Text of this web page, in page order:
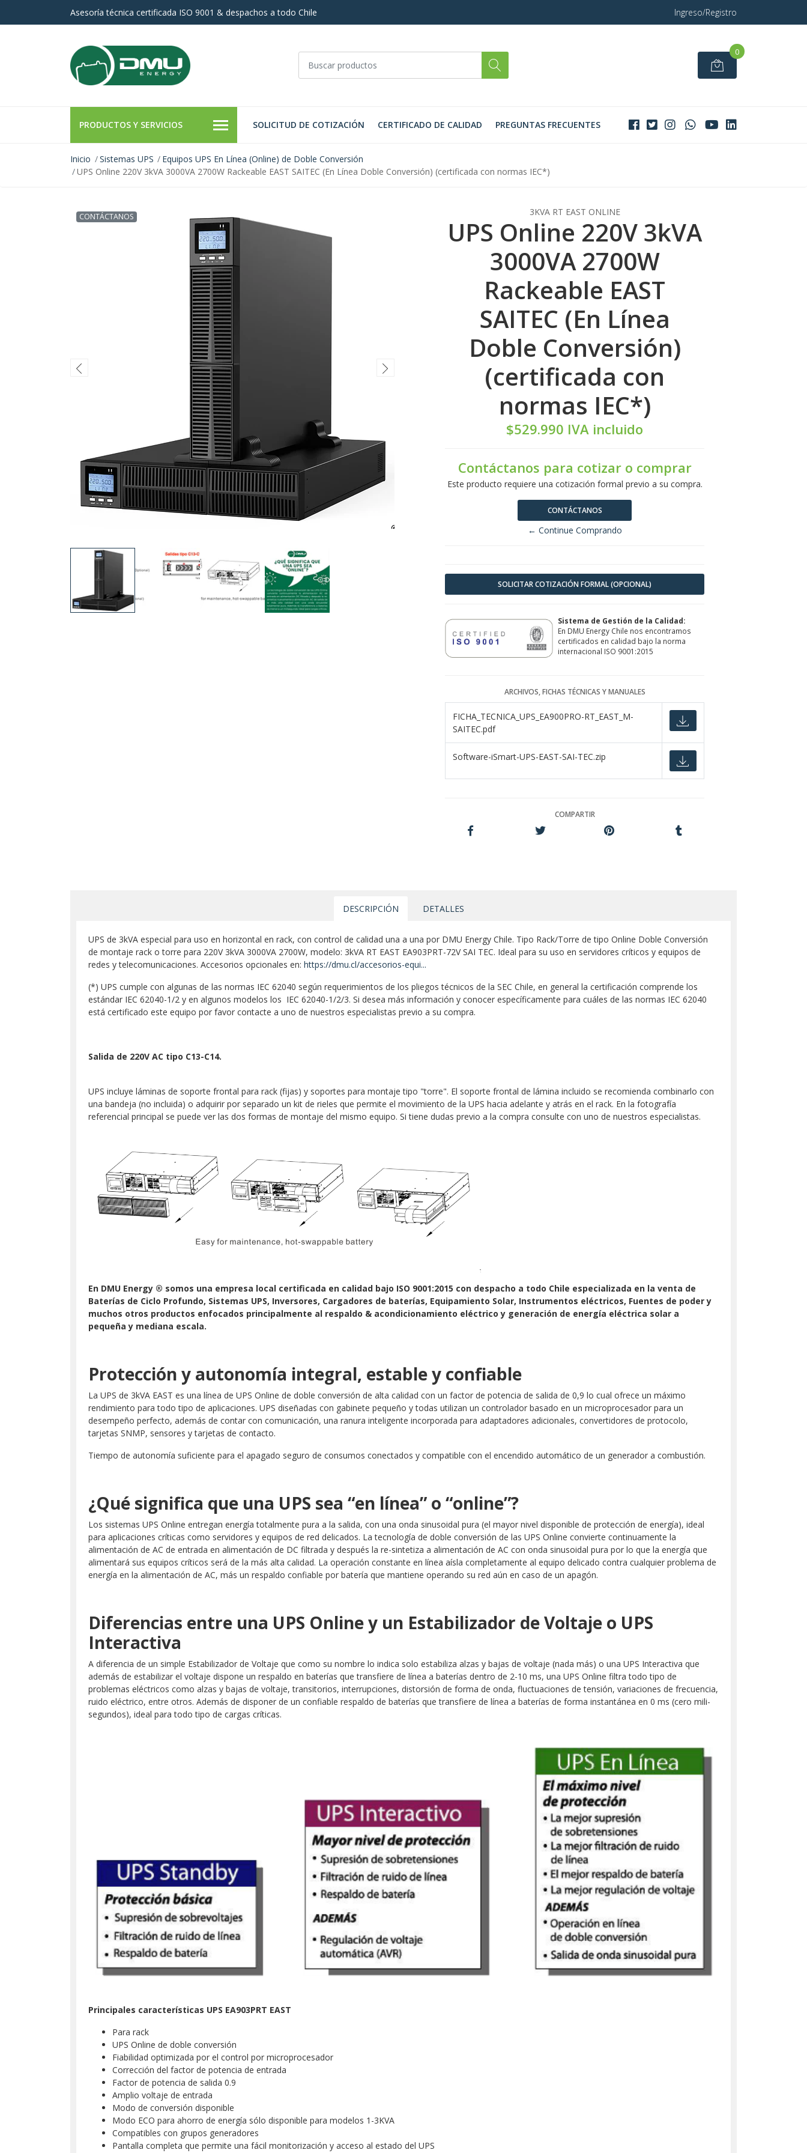
Asesoría técnica certificada ISO 9001 & despachos a todo Chile Ingreso/Registro
0
PRODUCTOS Y SERVICIOS SOLICITUD DE COTIZACIÓN CERTIFICADO DE CALIDAD PREGUNTAS FRECUENTES
Inicio Sistemas UPS
Equipos UPS En Línea (Online) de Doble Conversión
UPS Online 220V 3kVA 3000VA 2700W Rackeable EAST SAITEC (En Línea Doble Conversión) (certificada con normas IEC*)
CONTÁCTANOS 3KVA RT EAST ONLINE
UPS Online 220V 3kVA
3000VA 2700W
Rackeable EAST
SAITEC (En Línea
Doble Conversión)
(certificada con
normas IEC*)
$529.990 IVA incluido
Contáctanos para cotizar o comprar
Este producto requiere una cotización formal previo a su compra.
CONTÁCTANOS
← Continue Comprando
SOLICITAR COTIZACIÓN FORMAL (OPCIONAL)
Sistema de Gestión de la Calidad:
En DMU Energy Chile nos encontramos
certificados en calidad bajo la norma
internacional ISO 9001:2015
ARCHIVOS, FICHAS TÉCNICAS Y MANUALES
FICHA_TECNICA_UPS_EA900PRO-RT_EAST_M-
SAITEC.pdf
Software-iSmart-UPS-EAST-SAI-TEC.zip
COMPARTIR
DESCRIPCIÓN DETALLES
UPS de 3kVA especial para uso en horizontal en rack, con control de calidad una a una por DMU Energy Chile. Tipo Rack/Torre de tipo Online Doble Conversión
de montaje rack o torre para 220V 3kVA 3000VA 2700W, modelo: 3kVA RT EAST EA903PRT-72V SAI TEC. Ideal para su uso en servidores críticos y equipos de
redes y telecomunicaciones. Accesorios opcionales en: https://dmu.cl/accesorios-equi...
(*) UPS cumple con algunas de las normas IEC 62040 según requerimientos de los pliegos técnicos de la SEC Chile, en general la certificación comprende los
estándar IEC 62040-1/2 y en algunos modelos los IEC 62040-1/2/3. Si desea más información y conocer específicamente para cuáles de las normas IEC 62040
está certificado este equipo por favor contacte a uno de nuestros especialistas previo a su compra.
Salida de 220V AC tipo C13-C14.
UPS incluye láminas de soporte frontal para rack (fijas) y soportes para montaje tipo "torre". El soporte frontal de lámina incluido se recomienda combinarlo con
una bandeja (no incluida) o adquirir por separado un kit de rieles que permite el movimiento de la UPS hacia adelante y atrás en el rack. En la fotografía
referencial principal se puede ver las dos formas de montaje del mismo equipo. Si tiene dudas previo a la compra consulte con uno de nuestros especialistas.
En DMU Energy ® somos una empresa local certificada en calidad bajo ISO 9001:2015 con despacho a todo Chile especializada en la venta de
Baterías de Ciclo Profundo, Sistemas UPS, Inversores, Cargadores de baterías, Equipamiento Solar, Instrumentos eléctricos, Fuentes de poder y
muchos otros productos enfocados principalmente al respaldo & acondicionamiento eléctrico y generación de energía eléctrica solar a
pequeña y mediana escala.
Protección y autonomía integral, estable y confiable
La UPS de 3kVA EAST es una línea de UPS Online de doble conversión de alta calidad con un factor de potencia de salida de 0,9 lo cual ofrece un máximo
rendimiento para todo tipo de aplicaciones. UPS diseñadas con gabinete pequeño y todas utilizan un controlador basado en un microprocesador para un
desempeño perfecto, además de contar con comunicación, una ranura inteligente incorporada para adaptadores adicionales, convertidores de protocolo,
tarjetas SNMP, sensores y tarjetas de contacto.
Tiempo de autonomía suficiente para el apagado seguro de consumos conectados y compatible con el encendido automático de un generador a combustión.
¿Qué significa que una UPS sea “en línea” o “online”?
Los sistemas UPS Online entregan energía totalmente pura a la salida, con una onda sinusoidal pura (el mayor nivel disponible de protección de energía), ideal
para aplicaciones críticas como servidores y equipos de red delicados. La tecnología de doble conversión de las UPS Online convierte continuamente la
alimentación de AC de entrada en alimentación de DC filtrada y después la re-sintetiza a alimentación de AC con onda sinusoidal pura por lo que la energía que
alimentará sus equipos críticos será de la más alta calidad. La operación constante en línea aísla completamente al equipo delicado contra cualquier problema de
energía en la alimentación de AC, más un respaldo confiable por batería que mantiene operando su red aún en caso de un apagón.
Diferencias entre una UPS Online y un Estabilizador de Voltaje o UPS
Interactiva
A diferencia de un simple Estabilizador de Voltaje que como su nombre lo indica solo estabiliza alzas y bajas de voltaje (nada más) o una UPS Interactiva que
además de estabilizar el voltaje dispone un respaldo en baterías que transfiere de línea a baterías dentro de 2-10 ms, una UPS Online filtra todo tipo de
problemas eléctricos como alzas y bajas de voltaje, transitorios, interrupciones, distorsión de forma de onda, fluctuaciones de tensión, variaciones de frecuencia,
ruido eléctrico, entre otros. Además de disponer de un confiable respaldo de baterías que transfiere de línea a baterías de forma instantánea en 0 ms (cero mili-
segundos), ideal para todo tipo de cargas críticas.
Principales características UPS EA903PRT EAST
Para rack
UPS Online de doble conversión
Fiabilidad optimizada por el control por microprocesador
Corrección del factor de potencia de entrada
Factor de potencia de salida 0.9
Amplio voltaje de entrada
Modo de conversión disponible
Modo ECO para ahorro de energía sólo disponible para modelos 1-3KVA
Compatibles con grupos generadores
Pantalla completa que permite una fácil monitorización y acceso al estado del UPS